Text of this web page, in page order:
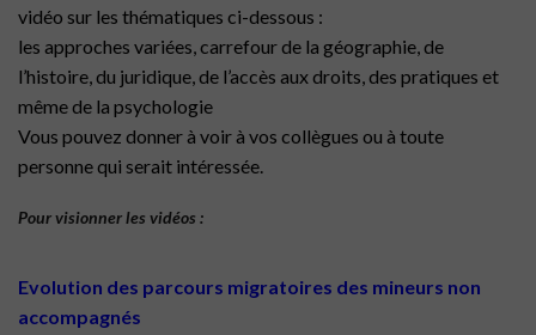
vidéo sur les thématiques ci-dessous :
les approches variées, carrefour de la géographie, de
l’histoire, du juridique, de l’accès aux droits, des pratiques et
même de la psychologie
Vous pouvez donner à voir à vos collègues ou à toute
personne qui serait intéressée.
Pour visionner les vidéos :
Evolution des parcours migratoires des mineurs non
accompagnés